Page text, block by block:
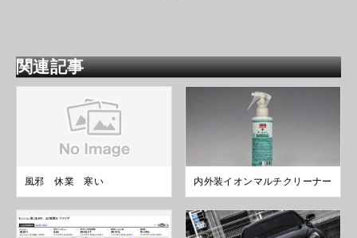
関連記事
風邪 休業 寒い 内外装イオンマルチクリーナー